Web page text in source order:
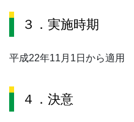
３．実施時期
平成22年11月1日から適用
４．決意